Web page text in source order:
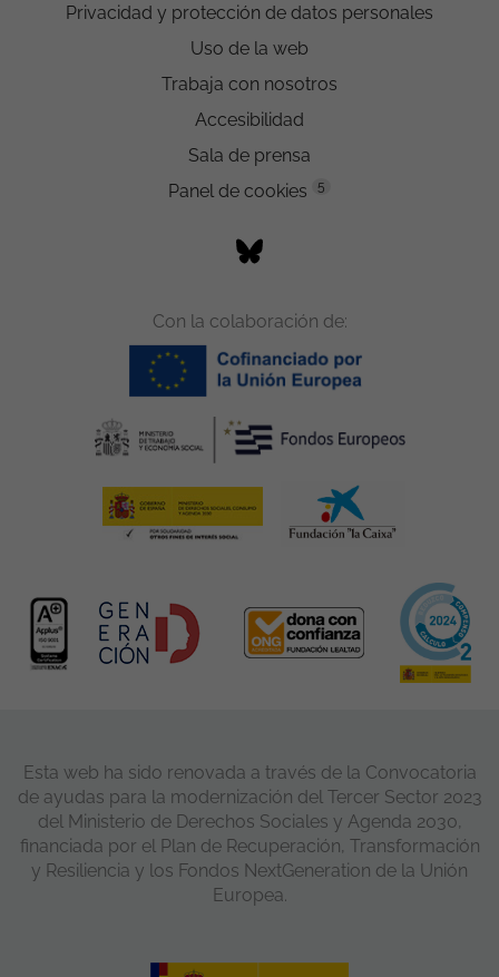
Privacidad y protección de datos personales
Uso de la web
Trabaja con nosotros
Accesibilidad
Sala de prensa
Panel de cookies
5
Con la colaboración de:
Esta web ha sido renovada a través de la Convocatoria
de ayudas para la modernización del Tercer Sector 2023
del Ministerio de Derechos Sociales y Agenda 2030,
financiada por el Plan de Recuperación, Transformación
y Resiliencia y los Fondos NextGeneration de la Unión
Europea.